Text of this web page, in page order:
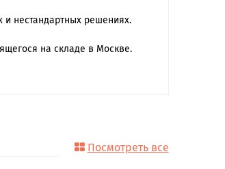
нестандартных решениях.
на складе в Москве.
Посмотреть все